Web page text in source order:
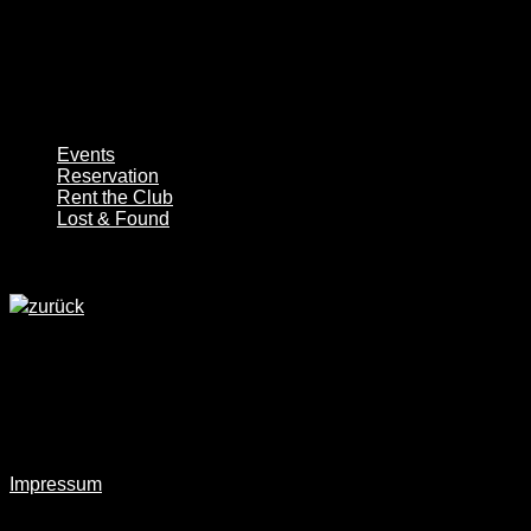
Events
Reservation
Rent the Club
Lost & Found
zurück
Impressum